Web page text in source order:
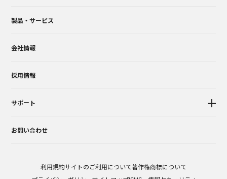
製品・サービス
会社情報
採用情報
サポート
お問い合わせ
利用規約サイトのご利用について著作権商標について